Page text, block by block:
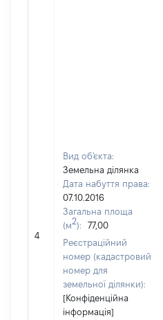
4
Вид об'єкта:
Земельна ділянка
Дата набуття права:
07.10.2016
Загальна площа
(м2):
77,00
Реєстраційний
номер (кадастровий
номер для
земельної ділянки):
[Конфіденційна
інформація]